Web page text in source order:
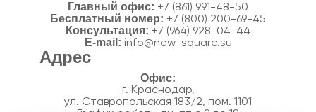
Главный офис: +7 (861) 991-48-50
Бесплатный номер: +7 (800) 200-69-45
Консультация: +7 (964) 928-04-44
E-mail: info@new-square.su
Адрес
г. Краснодар,
ул. Ставропольская 183/2, пом. 1101